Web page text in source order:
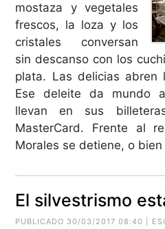
mostaza y vegetales
frescos, la loza y los
cristales conversan
sin descanso con los
plata. Las delicias abren
Ese deleite da mundo
llevan en sus
MasterCard. Frente al
Morales se detiene, o
El silvestrismo
PUBLICADO 30/03/2017 08:40 |